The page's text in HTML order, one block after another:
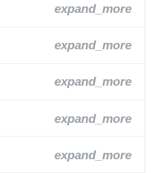
expand_more
expand_more
expand_more
expand_more
expand_more